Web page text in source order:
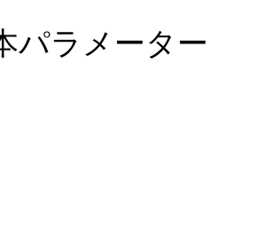
パラメーター